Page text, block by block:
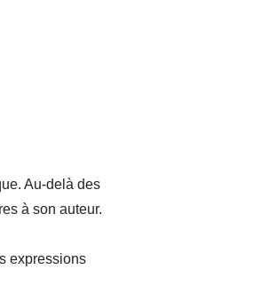
Au-delà des
à son auteur.
expressions